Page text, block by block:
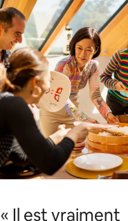
« Il est vraiment